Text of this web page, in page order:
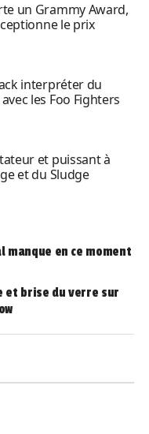
un Grammy Award,
le prix
interpréter du
les Foo Fighters
et puissant à
et du Sludge
manque en ce moment
et brise du verre sur